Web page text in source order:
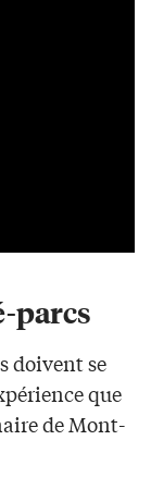
parcs
doivent se
que
de Mont-